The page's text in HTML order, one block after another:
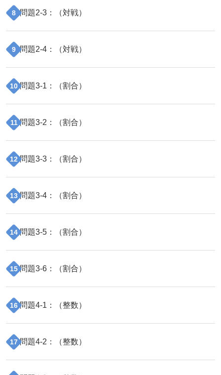
8 問題2-3 ：（対戦）
9 問題2-4 ：（対戦）
10 問題3-1 ：（割合）
11 問題3-2 ：（割合）
12 問題3-3 ：（割合）
13 問題3-4 ：（割合）
14 問題3-5 ：（割合）
15 問題3-6 ：（割合）
16 問題4-1 ：（整数）
17 問題4-2 ：（整数）